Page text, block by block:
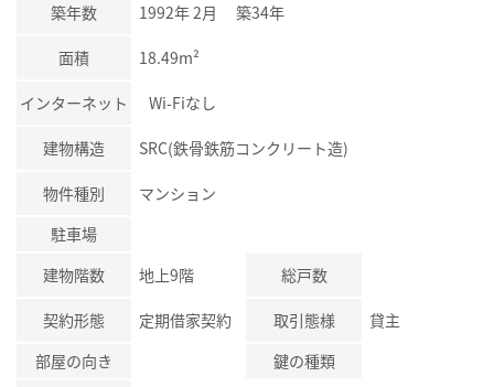
築年数 1992年 2月 築34年
面積 18.49m²
インターネット Wi-Fiなし
建物構造 SRC(鉄骨鉄筋コンクリート造)
物件種別
マンション
駐車場
建物階数
地上9階 総戸数
契約形態 定期借家契約 取引態様
貸主
部屋の向き
鍵の種類